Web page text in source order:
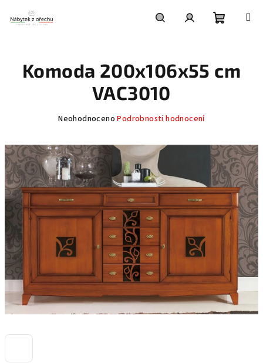
obsah
košík
Komoda 200x106x55 cm
VAC3010
Průměrné
produktu
je
0,0
z
5
hvězdiček.
Neohodnoceno Podrobnosti hodnocení